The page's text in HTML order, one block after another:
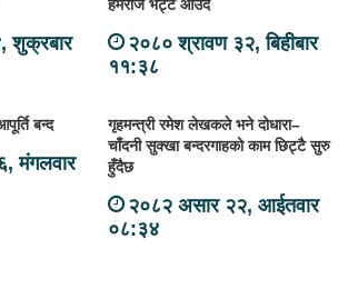
शुक्रबार
हेमराज भट्ट आउँदै
२०८० श्रावण ३२, बिहीबार
११:३८
बन्द
मंगलवार
गृहमन्त्री रमेश लेखकले भने दोधारा–
चाँदनी सुक्खा बन्दरगाहको काम छिट्टै सुरु
हुँदैछ
२०८२ असार २२, आईतवार
०८:३४